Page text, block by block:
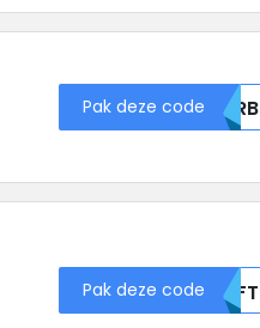
Pak deze code VFRB
Pak deze code OVFT